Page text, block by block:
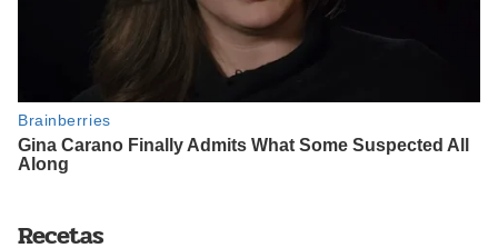
Recetas